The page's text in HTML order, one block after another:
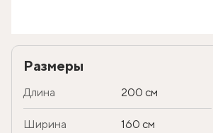
Размеры
Длина 200 см
Ширина 160 см